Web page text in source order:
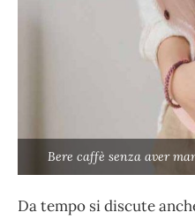
Bere caffè senza aver
Da tempo si discute